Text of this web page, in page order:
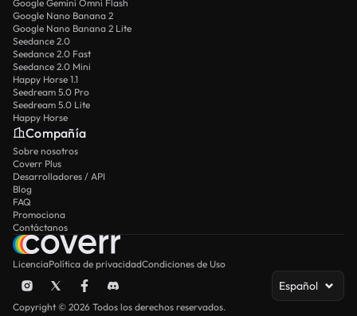
Google Gemini Omni Flash
Google Nano Banana 2
Google Nano Banana 2 Lite
Seedance 2.0
Seedance 2.0 Fast
Seedance 2.0 Mini
Happy Horse 1.1
Seedream 5.0 Pro
Seedream 5.0 Lite
Happy Horse
Compañía
Sobre nosotros
Coverr Plus
Desarrolladores / API
Blog
FAQ
Promociona
Contáctanos
LicenciaPolítica de privacidadCondiciones de Uso
Español
Copyright © 2026 Todos los derechos reservados.